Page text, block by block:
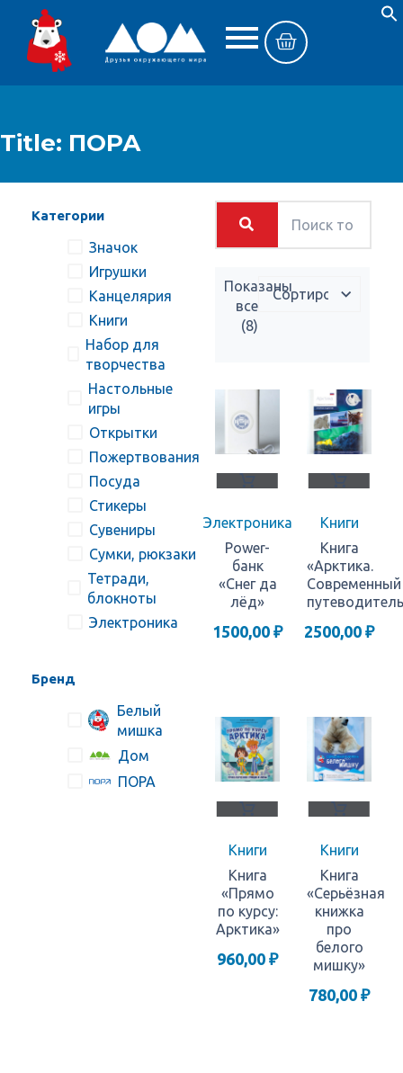
Title: ПОРА
Категории
Значок
Игрушки
Канцелярия
Книги
Набор для
творчества
Настольные
игры
Открытки
Пожертвования
Посуда
Стикеры
Сувениры
Сумки, рюкзаки
Тетради,
блокноты
Электроника
Бренд
Белый
мишка
Дом
ПОРА
Показаны
все
(8)
Электроника
Power-
банк
«Снег да
лёд»
1500,00 ₽
Книги
Книга
«Арктика.
Современный
2500,00 ₽
Книги
Книга
«Прямо
по курсу:
Арктика»
960,00 ₽
Книги
Книга
«Серьёзная
книжка
про
белого
мишку»
780,00 ₽